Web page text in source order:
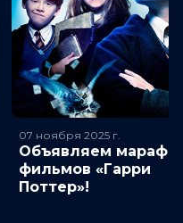
07 ноября 2025 г.
Объявляем
фильмов «Гарри
Поттер»!